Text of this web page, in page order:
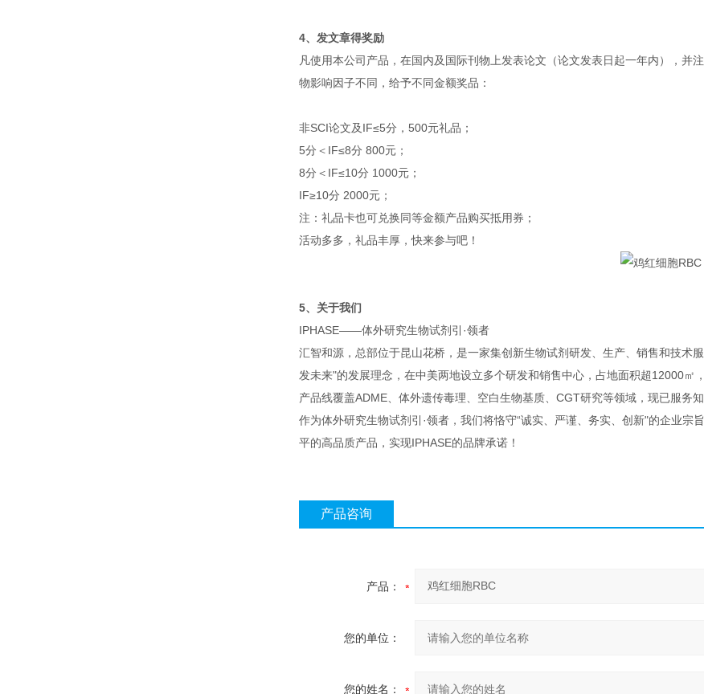
4、发文章得奖励
凡使用本公司产品，在国内及国际刊物上发表论文（论文发表日起一年内），并
物影响因子不同，给予不同金额奖品：
非SCI论文及IF≤5分，500元礼品；
5分＜IF≤8分 800元；
8分＜IF≤10分 1000元；
IF≥10分 2000元；
注：礼品卡也可兑换同等金额产品购买抵用券；
活动多多，礼品丰厚，快来参与吧！
5、关于我们
IPHASE——体外研究生物试剂引·领者
汇智和源，总部位于昆山花桥，是一家集创新生物试剂研发、生产、销售和技术
发未来"的发展理念，在中美两地设立多个研发和销售中心，占地面积超12000㎡
产品线覆盖ADME、体外遗传毒理、空白生物基质、CGT研究等领域，现已服务
作为体外研究生物试剂引·领者，我们将恪守“诚实、严谨、务实、创新"的企业
平的高品质产品，实现IPHASE的品牌承诺！
产品咨询
产品：
您的单位：
您的姓名：